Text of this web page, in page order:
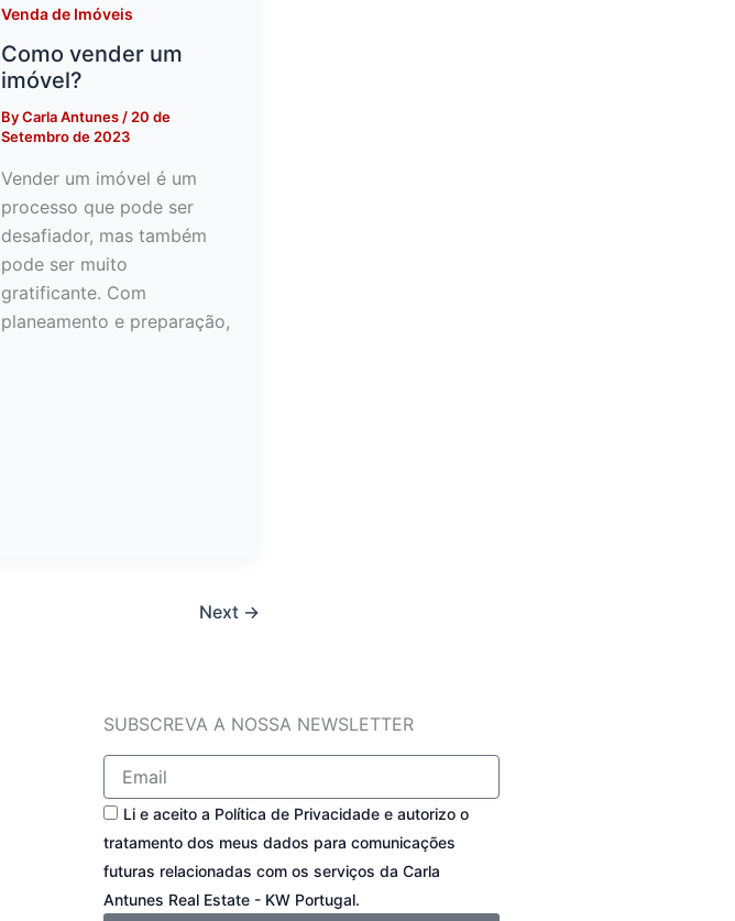
Venda de Imóveis
Como vender um
imóvel?
ByCarla Antunes/20 de
Setembro de 2023
Vender um imóvel é um
processo que pode ser
desafiador, mas também
pode ser muito
gratificante. Com
planeamento e preparação,
Next →
SUBSCREVA A NOSSA NEWSLETTER
Email
Consentimento
Li e aceito a Política de Privacidade e autorizo o
tratamento dos meus dados para comunicações
futuras relacionadas com os serviços da Carla
Antunes Real Estate - KW Portugal.